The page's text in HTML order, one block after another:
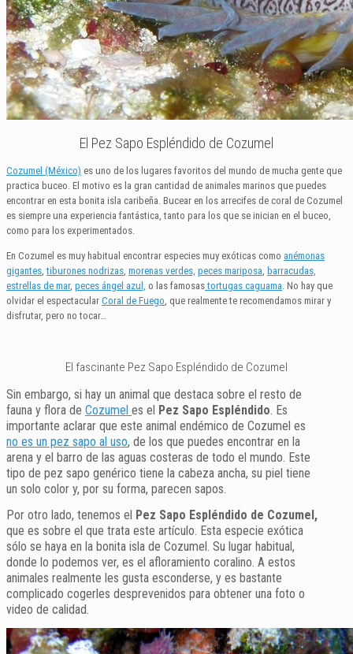
El Pez Sapo Espléndido de Cozumel
Cozumel (México) es uno de los lugares favoritos del mundo de mucha gente que
practica buceo. El motivo es la gran cantidad de animales marinos que puedes
encontrar en esta bonita isla caribeña. Bucear en los arrecifes de coral de Cozumel
es siempre una experiencia fantástica, tanto para los que se inician en el buceo,
como para los experimentados.
En Cozumel es muy habitual encontrar especies muy exóticas como anémonas
gigantes ,tiburones nodrizas morenas verdes, peces mariposa barracudas,
estrellas de mar, peces ángel azul, o las famosastortugas caguama . No hay que
olvidar el espectacular Coral de Fuego , que realmente te recomendamos mirar y
disfrutar, pero no tocar…
El fascinante Pez Sapo Espléndido de Cozumel
Sin embargo, si hay un animal que destaca sobre el resto de
fauna y flora de Cozumel es el Pez Sapo Espléndido. Es
importante aclarar que este animal endémico de Cozumel es
no es un pez sapo al uso, de los que puedes encontrar en la
arena y el barro de las aguas costeras de todo el mundo. Este
tipo de pez sapo genérico tiene la cabeza ancha, su piel tiene
un solo color y, por su forma, parecen sapos.
Por otro lado, tenemos el Pez Sapo Espléndido de Cozumel,
que es sobre el que trata este artículo. Esta especie exótica
sólo se haya en la bonita isla de Cozumel. Su lugar habitual,
donde lo podemos ver, es el afloramiento coralino. A estos
animales realmente les gusta esconderse, y es bastante
complicado cogerles desprevenidos para obtener una foto o
video de calidad.